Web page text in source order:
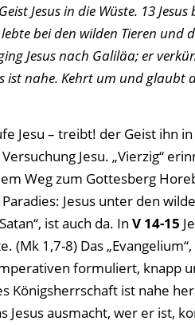
Jesus in die Wüste. 13
bei den wilden Tieren und
Jesus nach Galiläa; er
ist nahe. Kehrt um und glaubt
Jesu – treibt! der Geist ihn
Jesu. „Vierzig“
Weg zum Gottesberg
Jesus unter den
ist auch da. In V 14-15
(Mk 1,7-8) Das
formuliert, knapp
Königsherrschaft ist nahe
Jesus ausmacht, wer er ist,